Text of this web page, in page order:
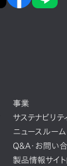
事業
サステナビリテ
ニュースルーム
Q&A・お問い
製品情報サイト